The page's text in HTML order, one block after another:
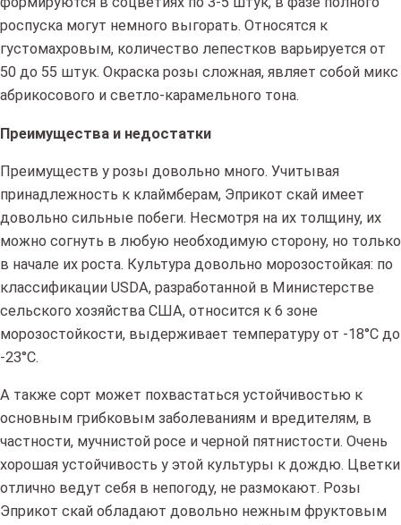
роспуска могут немного выгорать. Относятся к
густомахровым, количество лепестков варьируется от
50 до 55 штук. Окраска розы сложная, являет собой микс
абрикосового и светло-карамельного тона.
Преимущества и недостатки
Преимуществ у розы довольно много. Учитывая
принадлежность к клаймберам, Эприкот скай имеет
довольно сильные побеги. Несмотря на их толщину, их
можно согнуть в любую необходимую сторону, но только
в начале их роста. Культура довольно морозостойкая: по
классификации USDA, разработанной в Министерстве
сельского хозяйства США, относится к 6 зоне
морозостойкости, выдерживает температуру от -18°С до
-23°С.
А также сорт может похвастаться устойчивостью к
основным грибковым заболеваниям и вредителям, в
частности, мучнистой росе и черной пятнистости. Очень
хорошая устойчивость у этой культуры к дождю. Цветки
отлично ведут себя в непогоду, не размокают. Розы
Эприкот скай обладают довольно нежным фруктовым